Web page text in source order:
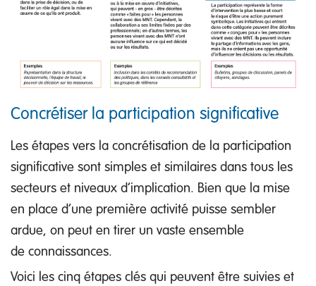
Concrétiser la participation significative
Les étapes vers la concrétisation de la participation
significative sont simples et similaires dans tous les
secteurs et niveaux d’implication. Bien que la mise
en place d’une première activité puisse sembler
ardue, on peut en tirer un vaste ensemble
de connaissances.
Voici les cinq étapes clés qui peuvent être suivies et